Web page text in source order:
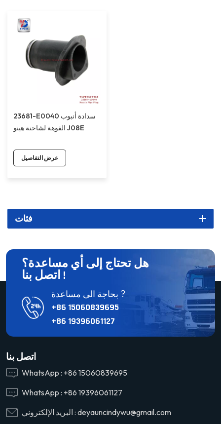
23681-E0040 سدادة أنبوب
الفوهة لشاحنة هينو J08E
عرض التفاصيل
فئات
هل تحتاج إلى أي مساعدة؟
اتصل بنا !
بحاجة الى مساعدة ?
+86 15060839695
+86 19396061127
اتصل بنا
WhatsApp : +86 15060839695
WhatsApp : +86 19396061127
البريد الإلكتروني : deyauncindywu@gmail.com